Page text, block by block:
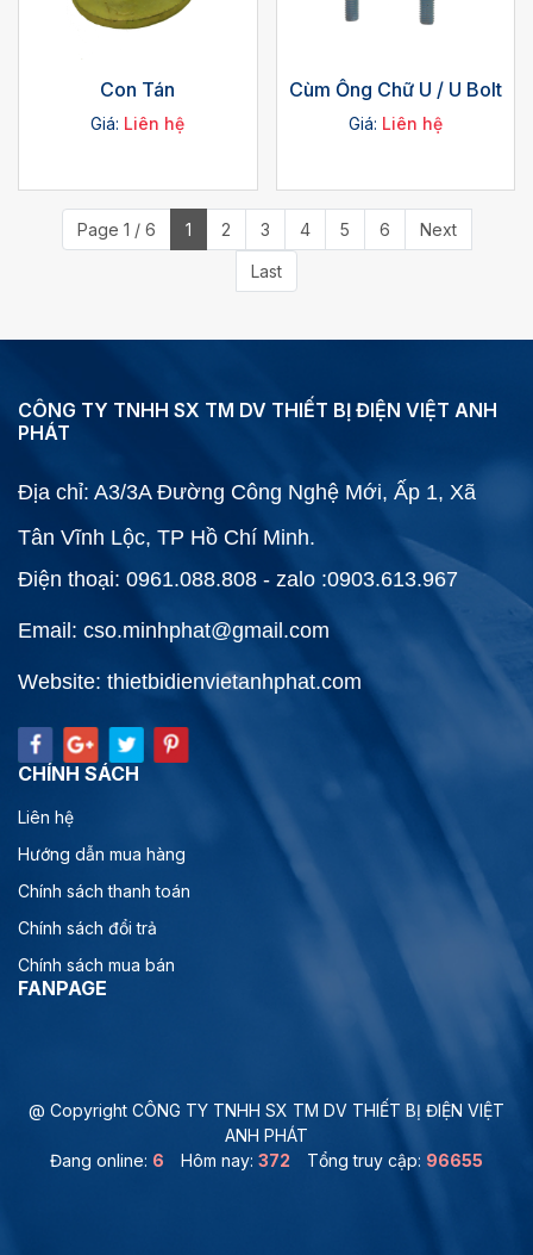
Con Tán
Giá: Liên hệ
Cùm Ống Chữ U / U Bolt
Giá: Liên hệ
Page 1 / 6 1 2 3 4 5 6 Next
Last
CÔNG TY TNHH SX TM DV THIẾT BỊ ĐIỆN VIỆT ANH
PHÁT
Địa chỉ: A3/3A Đường Công Nghệ Mới, Ấp 1, Xã
Tân Vĩnh Lộc, TP Hồ Chí Minh.
Điện thoại: 0961.088.808 - zalo :0903.613.967
Email: cso.minhphat@gmail.com
Website: thietbidienvietanhphat.com
CHÍNH SÁCH
Liên hệ
Hướng dẫn mua hàng
Chính sách thanh toán
Chính sách đổi trả
Chính sách mua bán
FANPAGE
@ Copyright CÔNG TY TNHH SX TM DV THIẾT BỊ ĐIỆN VIỆT
ANH PHÁT
Đang online: 6 Hôm nay: 372 Tổng truy cập: 96655